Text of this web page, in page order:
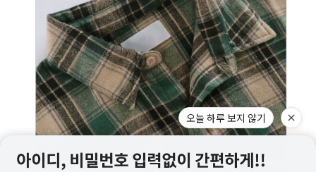
오늘 하루 보지 않기